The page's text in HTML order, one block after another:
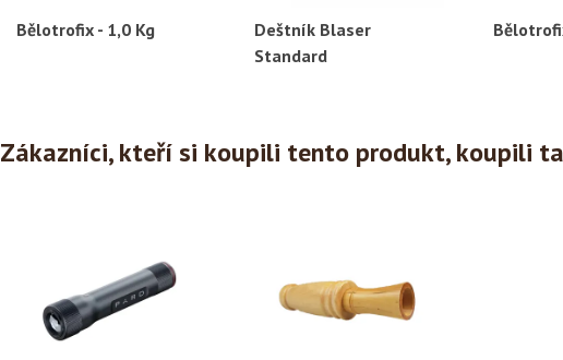
Rychlý náhled
Bělotrofix - 1,0 Kg Rychlý náhled
Deštník Blaser
Standard
Zákazníci, kteří si koupili tento produkt, koupili